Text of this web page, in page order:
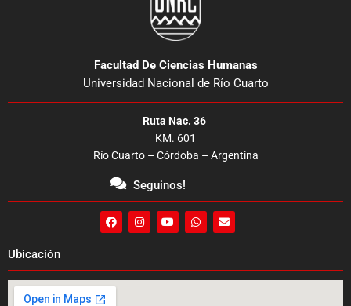
Ubicación
Facultad De Ciencias Humanas
Universidad Nacional de Río Cuarto
Ruta Nac. 36
KM. 601
Río Cuarto – Córdoba – Argentina
Seguinos!
F
a
c
o
o
I
n
s
g
r
Y
o
u
b
e
W
h
a
a
p
E
n
v
o
p